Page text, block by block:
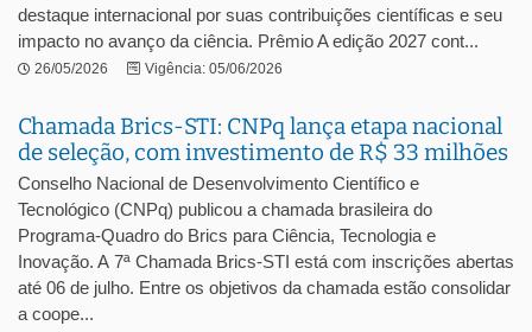
destaque internacional por suas contribuições científicas e seu
impacto no avanço da ciência. Prêmio A edição 2027 cont...
26/05/2026 Vigência: 05/06/2026
Chamada Brics-STI: CNPq lança etapa nacional
de seleção, com investimento de R$ 33 milhões
Conselho Nacional de Desenvolvimento Científico e
Tecnológico (CNPq) publicou a chamada brasileira do
Programa-Quadro do Brics para Ciência, Tecnologia e
Inovação. A 7ª Chamada Brics-STI está com inscrições abertas
até 06 de julho. Entre os objetivos da chamada estão consolidar
a coope...